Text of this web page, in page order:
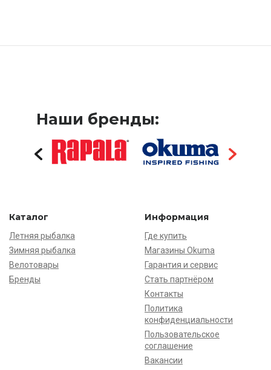
Наши бренды:
Каталог
Летняя рыбалка
Зимняя рыбалка
Велотовары
Бренды
Информация
Где купить
Магазины Okuma
Гарантия и сервис
Стать партнёром
Контакты
Политика
конфиденциальности
Пользовательское
соглашение
Вакансии